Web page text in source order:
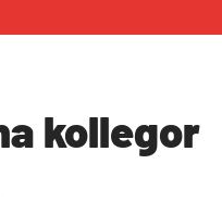
kollegor